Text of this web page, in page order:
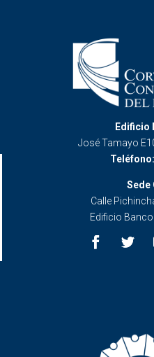
Edificio
José Tamayo
Teléfono:
Sede
Calle
Edificio